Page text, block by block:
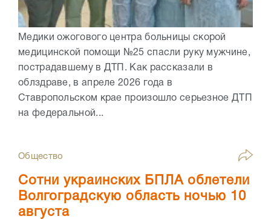
Медики ожогового центра больницы скорой
медицинской помощи №25 спасли руку мужчине,
пострадавшему в ДТП. Как рассказали в
облздраве, в апреле 2026 года в
Ставропольском крае произошло серьезное ДТП
на федеральной...
Общество
Сотни украинских БПЛА облетели
Волгоградскую область ночью 10
августа